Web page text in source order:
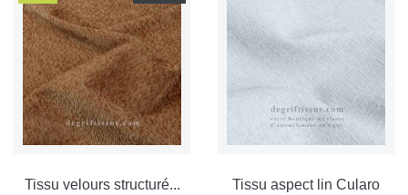
Tissu velours structuré...
Tissu aspect lin Cularo